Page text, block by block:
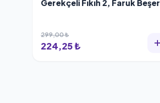
Gerekçeli Fıkıh 2, Faruk Beşer
299,00 ₺
224,25 ₺